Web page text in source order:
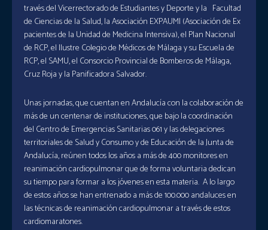
través del Vicerrectorado de Estudiantes y Deporte y la Facultad
de Ciencias de la Salud, la Asociación EXPAUMI (Asociación de Ex
pacientes de la Unidad de Medicina Intensiva), el Plan Nacional
de RCP, el Ilustre Colegio de Médicos de Málaga y su Escuela de
RCP, el SAMU, el Consorcio Provincial de Bomberos de Málaga,
Cruz Roja y la Panificadora Salvador.
Unas jornadas, que cuentan en Andalucía con la colaboración de
más de un centenar de instituciones, que bajo la coordinación
del Centro de Emergencias Sanitarias 061 y las delegaciones
territoriales de Salud y Consumo y de Educación de la Junta de
Andalucía, reúnen todos los años a más de 400 monitores en
reanimación cardiopulmonar que de forma voluntaria dedican
su tiempo para formar a los jóvenes en esta materia. A lo largo
de estos años se han entrenado a más de 100.000 andaluces en
las técnicas de reanimación cardiopulmonar a través de estos
cardiomaratones.